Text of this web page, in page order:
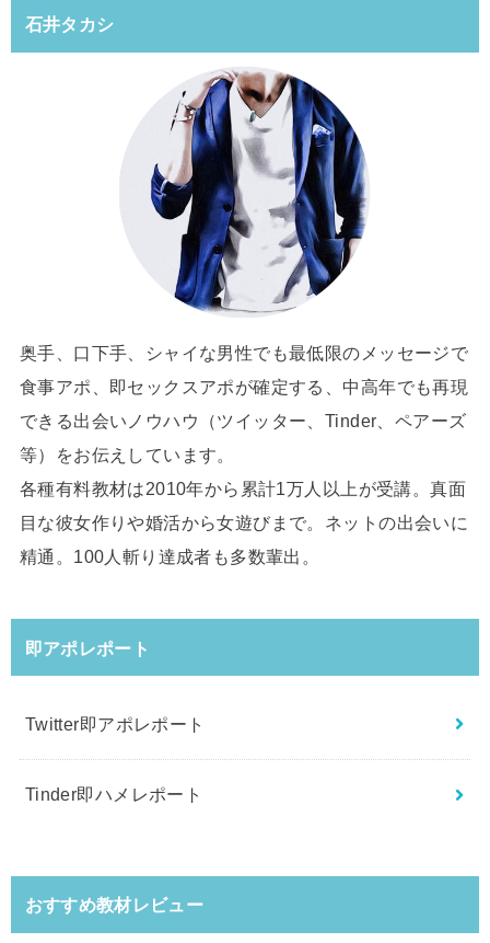
石井タカシ
奥手、口下手、シャイな男性でも最低限のメッセージで
食事アポ、即セックスアポが確定する、中高年でも再現
できる出会いノウハウ（ツイッター、Tinder、ペアーズ
等）をお伝えしています。
各種有料教材は2010年から累計1万人以上が受講。真面
目な彼女作りや婚活から女遊びまで。ネットの出会いに
精通。100人斬り達成者も多数輩出。
即アポレポート
Twitter即アポレポート
Tinder即ハメレポート
おすすめ教材レビュー